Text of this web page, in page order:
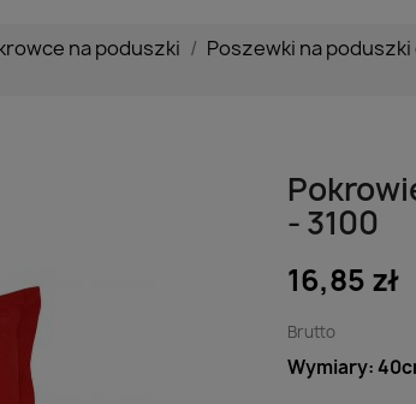
na poduszki Poszewki na
- 3100
16,85 zł
Brutto
Wymiary: